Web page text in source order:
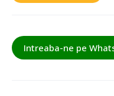
Intreaba-ne pe